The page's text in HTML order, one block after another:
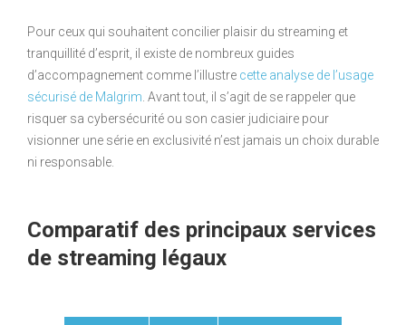
Pour ceux qui souhaitent concilier plaisir du streaming et
tranquillité d’esprit, il existe de nombreux guides
d’accompagnement comme l’illustre cette analyse de l’usage
sécurisé de Malgrim . Avant tout, il s’agit de se rappeler que
risquer sa cybersécurité ou son casier judiciaire pour
visionner une série en exclusivité n’est jamais un choix durable
ni responsable.
Comparatif des principaux services
de streaming légaux